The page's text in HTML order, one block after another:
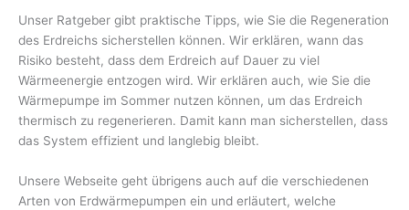
Unser Ratgeber gibt praktische Tipps, wie Sie die Regeneration
des Erdreichs sicherstellen können. Wir erklären, wann das
Risiko besteht, dass dem Erdreich auf Dauer zu viel
Wärmeenergie entzogen wird. Wir erklären auch, wie Sie die
Wärmepumpe im Sommer nutzen können, um das Erdreich
thermisch zu regenerieren. Damit kann man sicherstellen, dass
das System effizient und langlebig bleibt.
Unsere Webseite geht übrigens auch auf die verschiedenen
Arten von Erdwärmepumpen ein und erläutert, welche